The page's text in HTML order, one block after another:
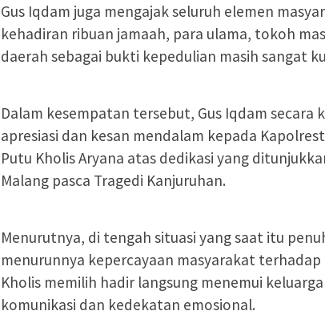
Gus Iqdam juga mengajak seluruh elemen
kehadiran ribuan jamaah, para ulama, tokoh
daerah sebagai bukti kepedulian masih sangat
Dalam kesempatan tersebut, Gus Iqdam secara
apresiasi dan kesan mendalam kepada
Putu Kholis Aryana atas dedikasi yang
Malang pasca Tragedi Kanjuruhan.
Menurutnya, di tengah situasi yang saat itu
menurunnya kepercayaan masyarakat
Kholis memilih hadir langsung menemui
komunikasi dan kedekatan emosional.